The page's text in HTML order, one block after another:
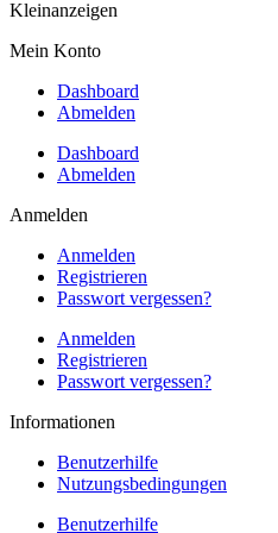
Kleinanzeigen
Mein Konto
Dashboard
Abmelden
Dashboard
Abmelden
Anmelden
Anmelden
Registrieren
Passwort vergessen?
Anmelden
Registrieren
Passwort vergessen?
Informationen
Benutzerhilfe
Nutzungsbedingungen
Benutzerhilfe